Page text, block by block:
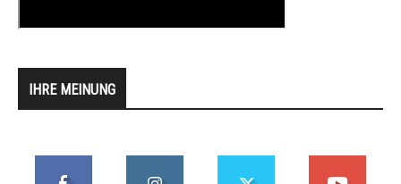
IHRE MEINUNG